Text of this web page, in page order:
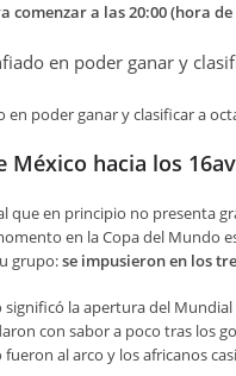
comenzar a las 20:00 (hora de
en poder ganar y clasificar a
México hacia los
que en principio no presenta
en la Copa del Mundo
grupo:se impusieron en los
la apertura del Mundial
con sabor a poco tras los
al arco y los africanos